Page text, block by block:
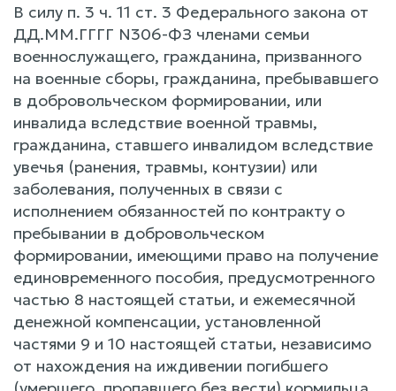
В силу п. 3 ч. 11 ст. 3 Федерального закона от
ДД.ММ.ГГГГ N306-ФЗ членами семьи
военнослужащего, гражданина, призванного
на военные сборы, гражданина, пребывавшего
в добровольческом формировании, или
инвалида вследствие военной травмы,
гражданина, ставшего инвалидом вследствие
увечья (ранения, травмы, контузии) или
заболевания, полученных в связи с
исполнением обязанностей по контракту о
пребывании в добровольческом
формировании, имеющими право на получение
единовременного пособия, предусмотренного
частью 8 настоящей статьи, и ежемесячной
денежной компенсации, установленной
частями 9 и 10 настоящей статьи, независимо
от нахождения на иждивении погибшего